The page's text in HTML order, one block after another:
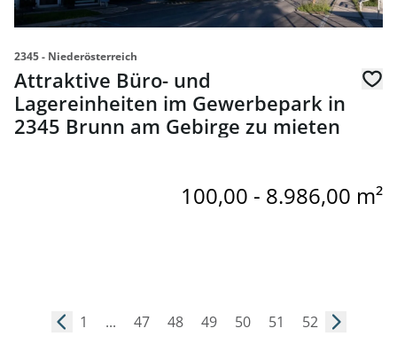
2345 - Niederösterreich
Attraktive Büro- und
Lagereinheiten im Gewerbepark in
2345 Brunn am Gebirge zu mieten
100,00 - 8.986,00 m²
1 ... 47 48 49 50 51 52